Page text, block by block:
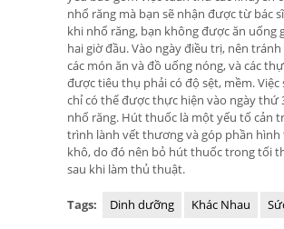
nhổ răng mà bạn sẽ nhận được từ bác
khi nhổ răng, bạn không được ăn uống
hai giờ đầu. Vào ngày điều trị, nên
các món ăn và đồ uống nóng, và các
được tiêu thụ phải có độ sệt, mềm. Việc
chỉ có thể được thực hiện vào ngày thứ
nhổ răng. Hút thuốc là một yếu tố cản
trình lành vết thương và góp phần hình
khô, do đó nên bỏ hút thuốc trong tối
sau khi làm thủ thuật.
Tags: Dinh dưỡng Khác Nhau